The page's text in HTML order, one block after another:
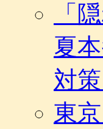
「
夏
対
東